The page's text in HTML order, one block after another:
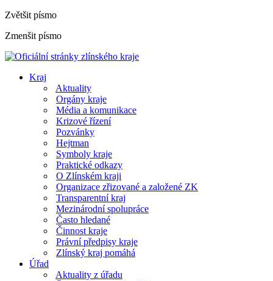
Zvětšit písmo
Zmenšit písmo
Kraj
Aktuality
Orgány kraje
Média a komunikace
Krizové řízení
Pozvánky
Hejtman
Symboly kraje
Praktické odkazy
O Zlínském kraji
Organizace zřizované a založené ZK
Transparentní kraj
Mezinárodní spolupráce
Často hledané
Činnost kraje
Právní předpisy kraje
Zlínský kraj pomáhá
Úřad
Aktuality z úřadu